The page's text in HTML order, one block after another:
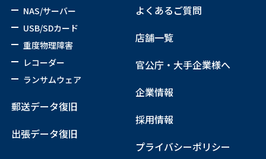
NAS/サーバー
USB/SDカード
重度物理障害
レコーダー
ランサムウェア
郵送データ復旧
出張データ復旧
よくあるご質問
店舗一覧
官公庁・大手企業様へ
企業情報
採用情報
プライバシーポリシー